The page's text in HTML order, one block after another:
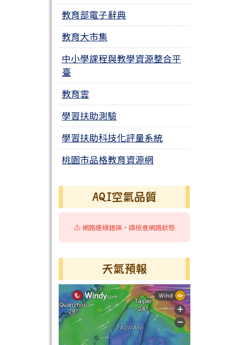
教育部電子辭典
教育大市集
中小學課程與教學資源整合平
臺
教育雲
學習扶助測驗
學習扶助科技化評量系統
桃園市品格教育資源網
右邊區域內容
AQI空氣品質
⚠️ 網路連線錯誤，請檢查網路狀態
天氣預報